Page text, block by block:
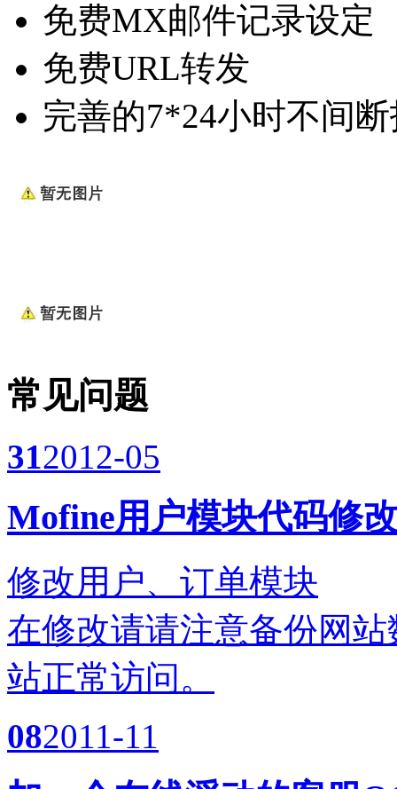
免费MX邮件记录设定
免费URL转发
完善的7*24小时不间
常见问题
312012-05
Mofine用户模块代码修
修改用户、订单模块
在修改请请注意备份网
站正常访问。
082011-11